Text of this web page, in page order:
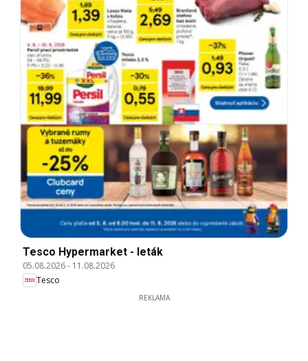
Tesco Hypermarket - leták
05.08.2026- 11.08.2026
Tesco
REKLAMA